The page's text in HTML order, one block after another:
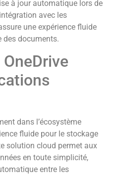
à jour automatique lors de
avec les
une expérience fluide
des documents.
dans l’écosystème
fluide pour le stockage
solution cloud permet aux
en toute simplicité,
entre les